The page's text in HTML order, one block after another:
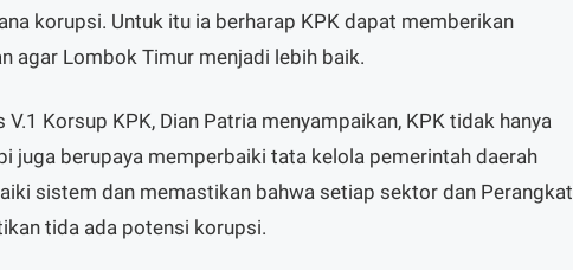
korupsi. Untuk itu ia berharap KPK dapat memberikan
agar Lombok Timur menjadi lebih baik.
V.1 Korsup KPK, Dian Patria menyampaikan, KPK tidak hanya
juga berupaya memperbaiki tata kelola pemerintah daerah
sistem dan memastikan bahwa setiap sektor dan Perangkat
tida ada potensi korupsi.